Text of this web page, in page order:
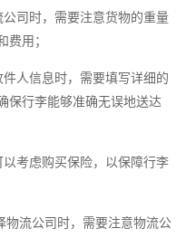
司时，需要注意货物的重量
用；
人信息时，需要填写详细的
保行李能够准确无误地送达
考虑购买保险，以保障行李
物流公司时，需要注意物流公